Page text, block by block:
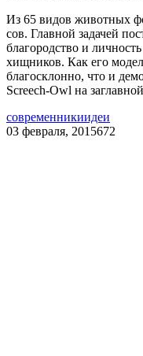
Из 65 видов животных
сов. Главной задачей
благородство и
хищников. Как его
благосклонно, что и
Screech-Owl на
современникиидеи
03 февраля, 2015672